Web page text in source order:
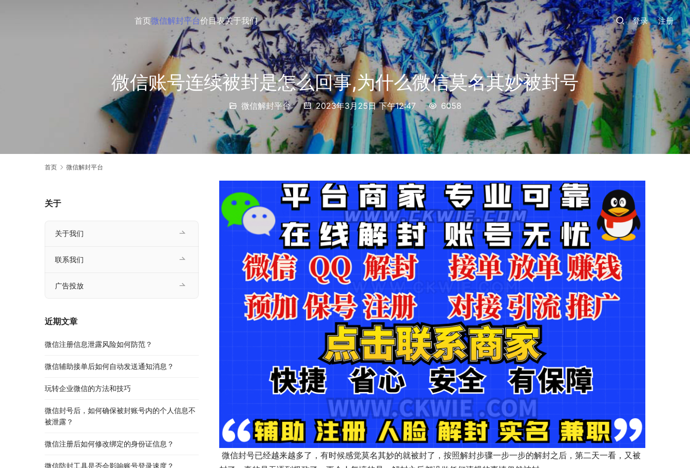
首页微信解封平台价目表关于我们 登录 注册
微信账号连续被封是怎么回事,为什么微信莫名其妙被封号
微信解封平台 2023年3月25日 下午12:47 6058
首页 微信解封平台
关于
关于我们
联系我们
广告投放
近期文章
微信注册信息泄露风险如何防范？
微信辅助接单后如何自动发送通知消息？
玩转企业微信的方法和技巧
微信封号后，如何确保被封账号内的个人信息不
被泄露？
微信注册后如何修改绑定的身份证信息？
微信防封工具是否会影响账号登录速度？